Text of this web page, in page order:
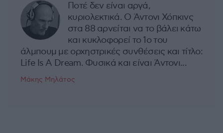
Ποτέ δεν είναι αργά,
κυριολεκτικά. Ο Άντονι Χόπκινς
στα 88 αρνείται να το βάλει κάτω
και κυκλοφορεί το 1ο του
άλμπουμ με ορχηστρικές συνθέσεις και τίτλο:
Life Is A Dream. Φυσικά και είναι Άντονι...
Μάκης Μηλάτος